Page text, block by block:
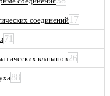
соединений17
71
клапанов26
88